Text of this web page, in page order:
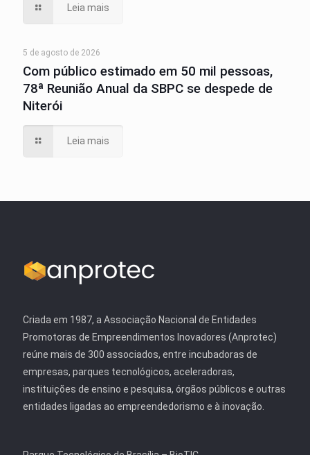
Leia mais
5 de agosto de 2026
Com público estimado em 50 mil pessoas,
78ª Reunião Anual da SBPC se despede de
Niterói
Leia mais
Criada em 1987, a Associação Nacional de Entidades
Promotoras de Empreendimentos Inovadores (Anprotec)
reúne mais de 300 associados, entre incubadoras de
empresas, parques tecnológicos, aceleradoras,
instituições de ensino e pesquisa, órgãos públicos e outras
entidades ligadas ao empreendedorismo e à inovação.